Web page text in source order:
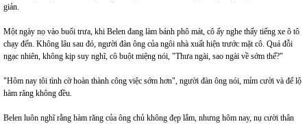
giản.
Một ngày nọ vào buổi trưa, khi Belen đang làm bánh phô mát, cô ấy nghe thấy tiếng xe ô tô
chạy đến. Không lâu sau đó, người đàn ông của ngôi nhà xuất hiện trước mặt cô. Quá đỗi
ngạc nhiên, không kịp suy nghĩ, cô buột miệng nói, "Thưa ngài, sao ngài về sớm thế?"
"Hôm nay tôi tình cờ hoàn thành công việc sớm hơn", người đàn ông nói, mỉm cười và để lộ
hàm răng không đều.
Belen luôn nghĩ rằng hàm răng của ông chủ không đẹp lắm, nhưng hôm nay, nụ cười thân